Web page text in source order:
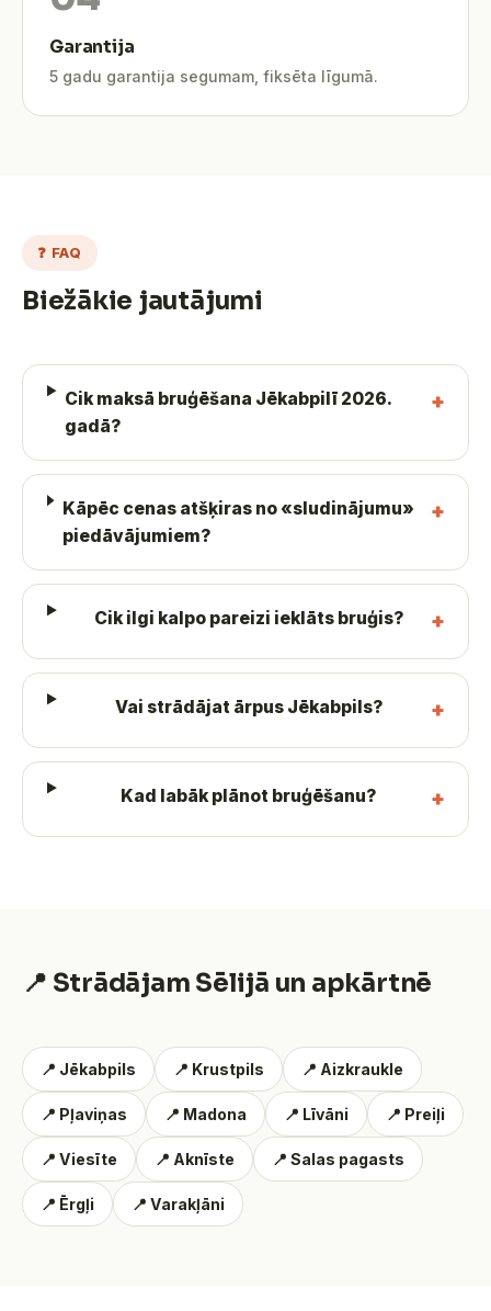
Garantija
5 gadu garantija segumam, fiksēta līgumā.
❓ FAQ
Biežākie jautājumi
Cik maksā bruģēšana Jēkabpilī 2026.
gadā?
Kāpēc cenas atšķiras no «sludinājumu»
piedāvājumiem?
Cik ilgi kalpo pareizi ieklāts bruģis?
Vai strādājat ārpus Jēkabpils?
Kad labāk plānot bruģēšanu?
📍 Strādājam Sēlijā un apkārtnē
📍 Jēkabpils 📍 Krustpils 📍 Aizkraukle
📍 Pļaviņas 📍 Madona 📍 Līvāni 📍 Preiļi
📍 Viesīte 📍 Aknīste 📍 Salas pagasts
📍 Ērgļi 📍 Varakļāni